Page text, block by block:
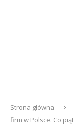
Strona główna
firm w Polsce. Co